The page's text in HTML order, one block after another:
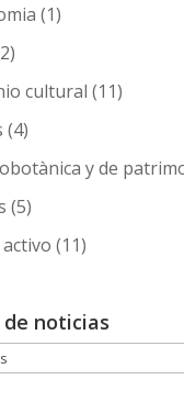
(1)
cultural (11)
(4)
y de
(5)
(11)
noticias